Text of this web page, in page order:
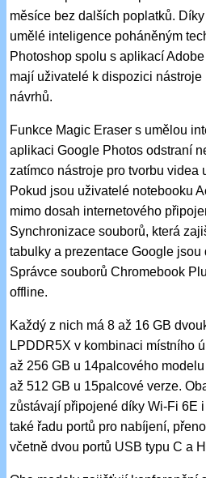
měsíce bez dalších poplatků.
umělé inteligence poháněným
Photoshop spolu s aplikací
mají uživatelé k dispozici nástroje
návrhů.
Funkce Magic Eraser s umělou
aplikaci Google Photos odstraní
zatímco nástroje pro tvorbu videa
Pokud jsou uživatelé notebooku
mimo dosah internetového
Synchronizace souborů, která
tabulky a prezentace Google
Správce souborů Chromebook
offline.
Každý z nich má 8 až 16 GB
LPDDR5X v kombinaci místního
až 256 GB u 14palcového
až 512 GB u 15palcové verze.
zůstávají připojené díky Wi-Fi 6E
také řadu portů pro nabíjení,
včetně dvou portů USB typu C a